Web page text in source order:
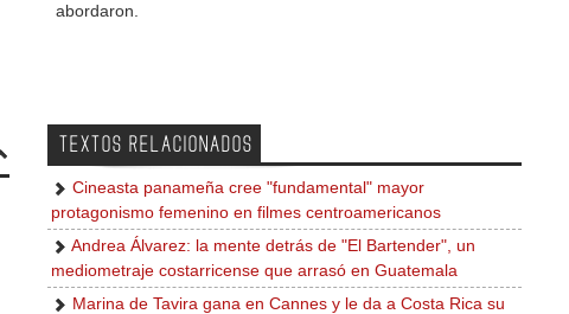
abordaron.
TEXTOS RELACIONADOS
Cineasta panameña cree "fundamental" mayor
protagonismo femenino en filmes centroamericanos
Andrea Álvarez: la mente detrás de "El Bartender", un
mediometraje costarricense que arrasó en Guatemala
Marina de Tavira gana en Cannes y le da a Costa Rica su